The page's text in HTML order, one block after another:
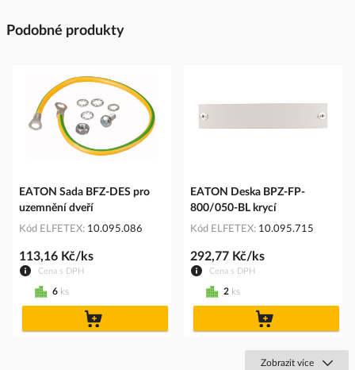
Podobné produkty
EATON Sada BFZ-DES pro
uzemnění dveří
Kód ELFETEX 10.095.086
Cena s DPH
113,16 Kč/ks
6 ks
EATON Deska BPZ-FP-
800/050-BL krycí
Kód ELFETEX 10.095.715
Cena s DPH
292,77 Kč/ks
2 ks
Zobrazit více